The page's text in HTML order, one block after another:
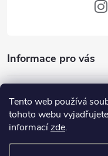
Tento web používá
tohoto webu
informacízde.
Informace pro vás
Facebook